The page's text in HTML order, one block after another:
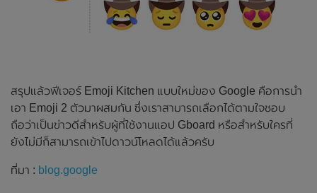
สรุปแล้วฟีเจอร์ Emoji Kitchen แบบใหม่ของ Google คือการนำ
เอา Emoji 2 ตัวมาผสมกัน ซึ่งเราสามารถเลือกได้ตามใจชอบ
ถือว่าเป็นข่าวดีสำหรับผู้ที่ใช้งานแอป Gboard หรือสำหรับใครที่
ยังไม่มีก็สามารถเข้าไปดาวน์โหลดได้แล้วครับ
ที่มา : blog.google